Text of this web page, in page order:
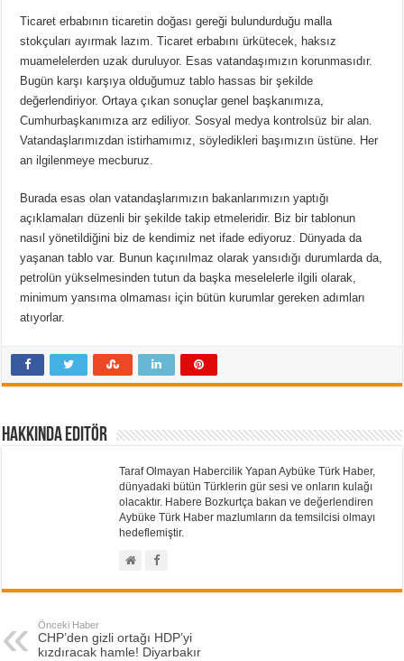
Ticaret erbabının ticaretin doğası gereği bulundurduğu malla
stokçuları ayırmak lazım. Ticaret erbabını ürkütecek, haksız
muamelelerden uzak duruluyor. Esas vatandaşımızın korunmasıdır.
Bugün karşı karşıya olduğumuz tablo hassas bir şekilde
değerlendiriyor. Ortaya çıkan sonuçlar genel başkanımıza,
Cumhurbaşkanımıza arz ediliyor. Sosyal medya kontrolsüz bir alan.
Vatandaşlarımızdan istirhamımız, söyledikleri başımızın üstüne. Her
an ilgilenmeye mecburuz.
Burada esas olan vatandaşlarımızın bakanlarımızın yaptığı
açıklamaları düzenli bir şekilde takip etmeleridir. Biz bir tablonun
nasıl yönetildiğini biz de kendimiz net ifade ediyoruz. Dünyada da
yaşanan tablo var. Bunun kaçınılmaz olarak yansıdığı durumlarda da,
petrolün yükselmesinden tutun da başka meselelerle ilgili olarak,
minimum yansıma olmaması için bütün kurumlar gereken adımları
atıyorlar.
Hakkında Editör
Taraf Olmayan Habercilik Yapan Aybüke Türk Haber,
dünyadaki bütün Türklerin gür sesi ve onların kulağı
olacaktır. Habere Bozkurtça bakan ve değerlendiren
Aybüke Türk Haber mazlumların da temsilcisi olmayı
hedeflemiştir.
Önceki Haber
CHP’den gizli ortağı HDP’yi
kızdıracak hamle! Diyarbakır